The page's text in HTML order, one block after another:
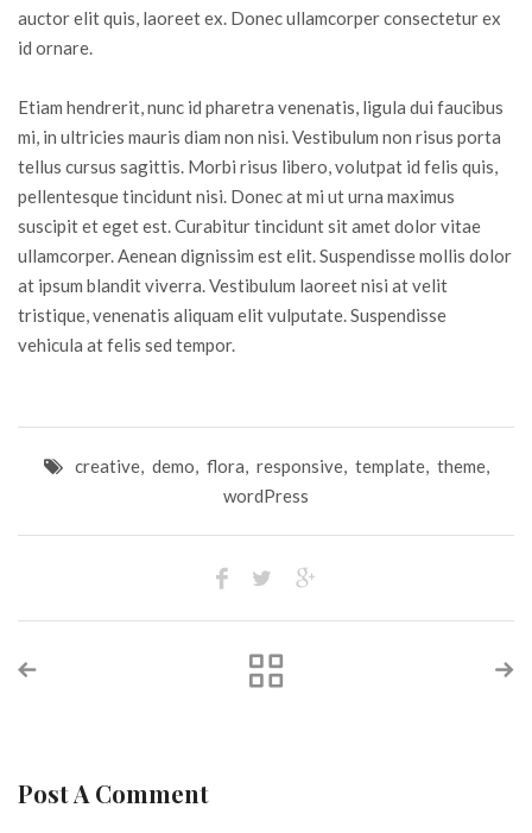
auctor elit quis, laoreet ex. Donec ullamcorper consectetur ex
id ornare.
Etiam hendrerit, nunc id pharetra venenatis, ligula dui faucibus
mi, in ultricies mauris diam non nisi. Vestibulum non risus porta
tellus cursus sagittis. Morbi risus libero, volutpat id felis quis,
pellentesque tincidunt nisi. Donec at mi ut urna maximus
suscipit et eget est. Curabitur tincidunt sit amet dolor vitae
ullamcorper. Aenean dignissim est elit. Suspendisse mollis dolor
at ipsum blandit viverra. Vestibulum laoreet nisi at velit
tristique, venenatis aliquam elit vulputate. Suspendisse
vehicula at felis sed tempor.
creative, demo, flora, responsive, template, theme,
wordPress
Post A Comment